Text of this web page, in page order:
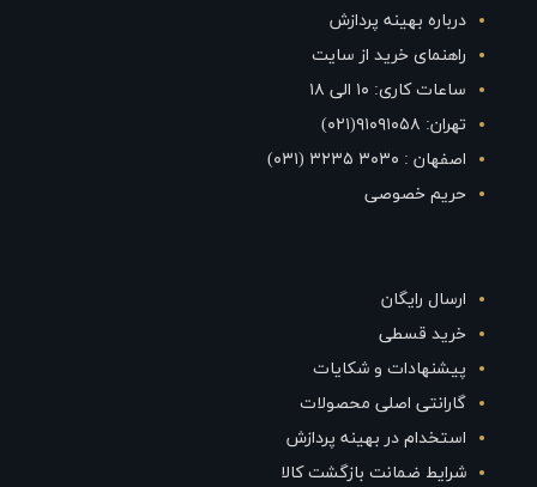
درباره بهینه پردازش
راهنمای خرید از سایت
ساعات کاری: ۱۰ الی ۱۸
تهران: ۹۱۰۹۱۰۵۸(۰۲۱)
اصفهان : ۳۰۳۰ ۳۲۳۵ (۰۳۱)
حریم خصوصی
ارسال رایگان
خرید قسطی
پیشنهادات و شکایات
گارانتی اصلی محصولات
استخدام در بهینه پردازش
شرایط ضمانت بازگشت کالا